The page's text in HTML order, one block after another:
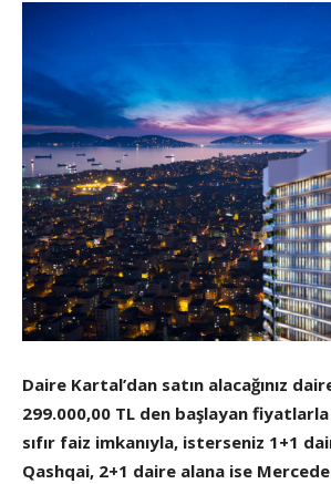
Daire Kartal’dan satın alacağınız
299.000,00 TL den başlayan
sıfır faiz imkanıyla, isterseniz 1+1
Qashqai, 2+1 daire alana ise